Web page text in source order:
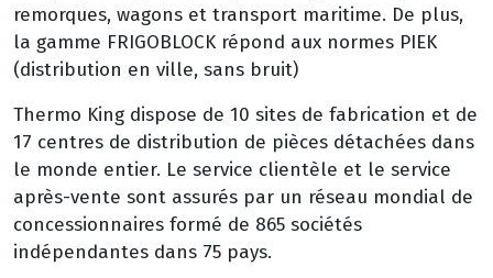
remorques, wagons et transport maritime. De plus,
la gamme FRIGOBLOCK répond aux normes PIEK
(distribution en ville, sans bruit)
Thermo King dispose de 10 sites de fabrication et de
17 centres de distribution de pièces détachées dans
le monde entier. Le service clientèle et le service
après-vente sont assurés par un réseau mondial de
concessionnaires formé de 865 sociétés
indépendantes dans 75 pays.